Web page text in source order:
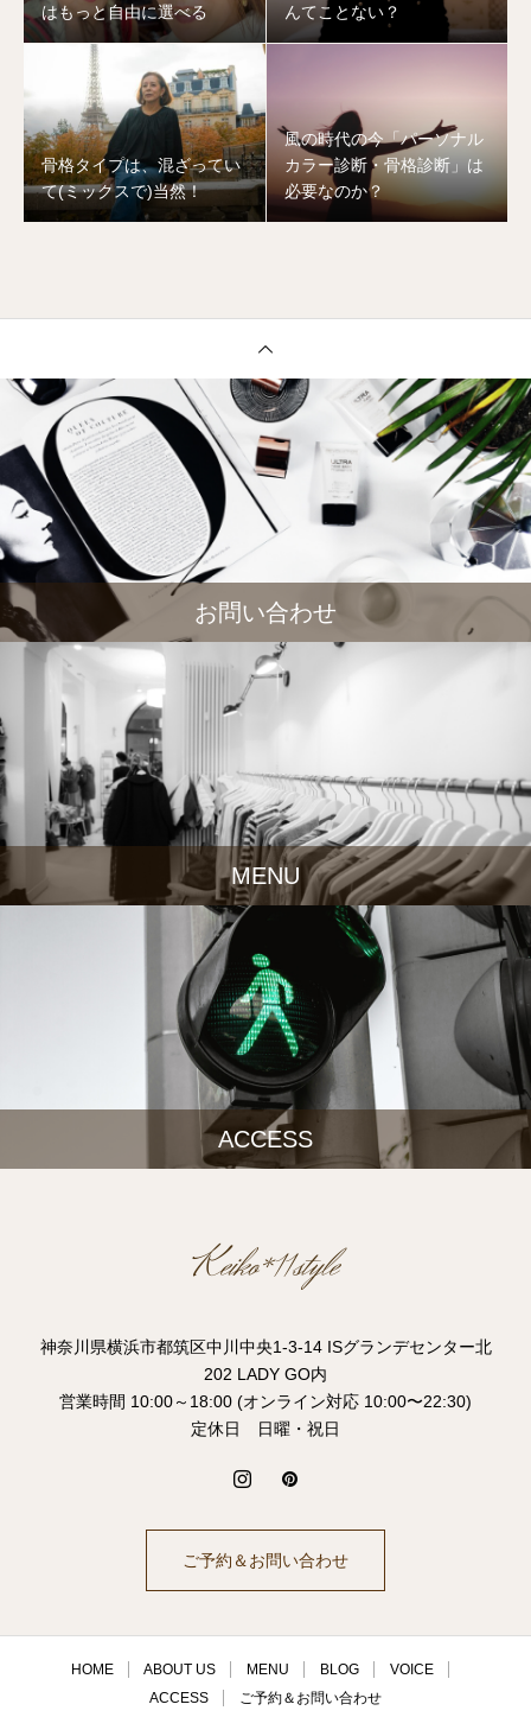
はもっと自由に選べる
んてことない？
骨格タイプは、混ざってい
て(ミックスで)当然！
風の時代の今「パーソナル
カラー診断・骨格診断」は
必要なのか？
お問い合わせ
MENU
ACCESS
神奈川県横浜市都筑区中川中央1-3-14 ISグランデセンター北
202 LADY GO内
営業時間 10:00～18:00 (オンライン対応 10:00〜22:30)
定休日 日曜・祝日
ご予約＆お問い合わせ
HOME ABOUT US MENU BLOG
VOICE
ACCESS
ご予約＆お問い合わせ